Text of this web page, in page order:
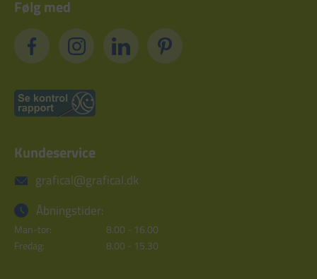
Følg med
Kundeservice
grafical@grafical.dk
Åbningstider:
Man-tor:
8.00 - 16.00
Fredag:
8.00 - 15.30